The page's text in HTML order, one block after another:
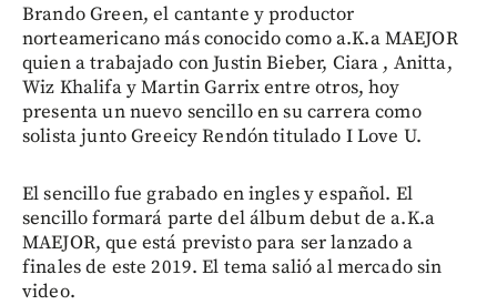
Brando Green, el cantante y productor
norteamericano más conocido como a.K.a MAEJOR
quien a trabajado con Justin Bieber, Ciara , Anitta,
Wiz Khalifa y Martin Garrix entre otros, hoy
presenta un nuevo sencillo en su carrera como
solista junto Greeicy Rendón titulado I Love U.
El sencillo fue grabado en ingles y español. El
sencillo formará parte del álbum debut de a.K.a
MAEJOR, que está previsto para ser lanzado a
finales de este 2019. El tema salió al mercado sin
video.